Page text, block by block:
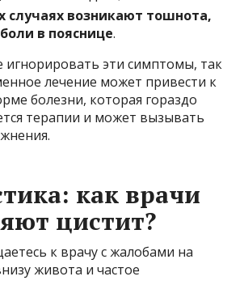
случаях возникают тошнота,
в пояснице.
эти симптомы, так
лечение может привести к
болезни, которая гораздо
терапии и может вызывать
как врачи
цистит?
к врачу с жалобами на
живота и частое